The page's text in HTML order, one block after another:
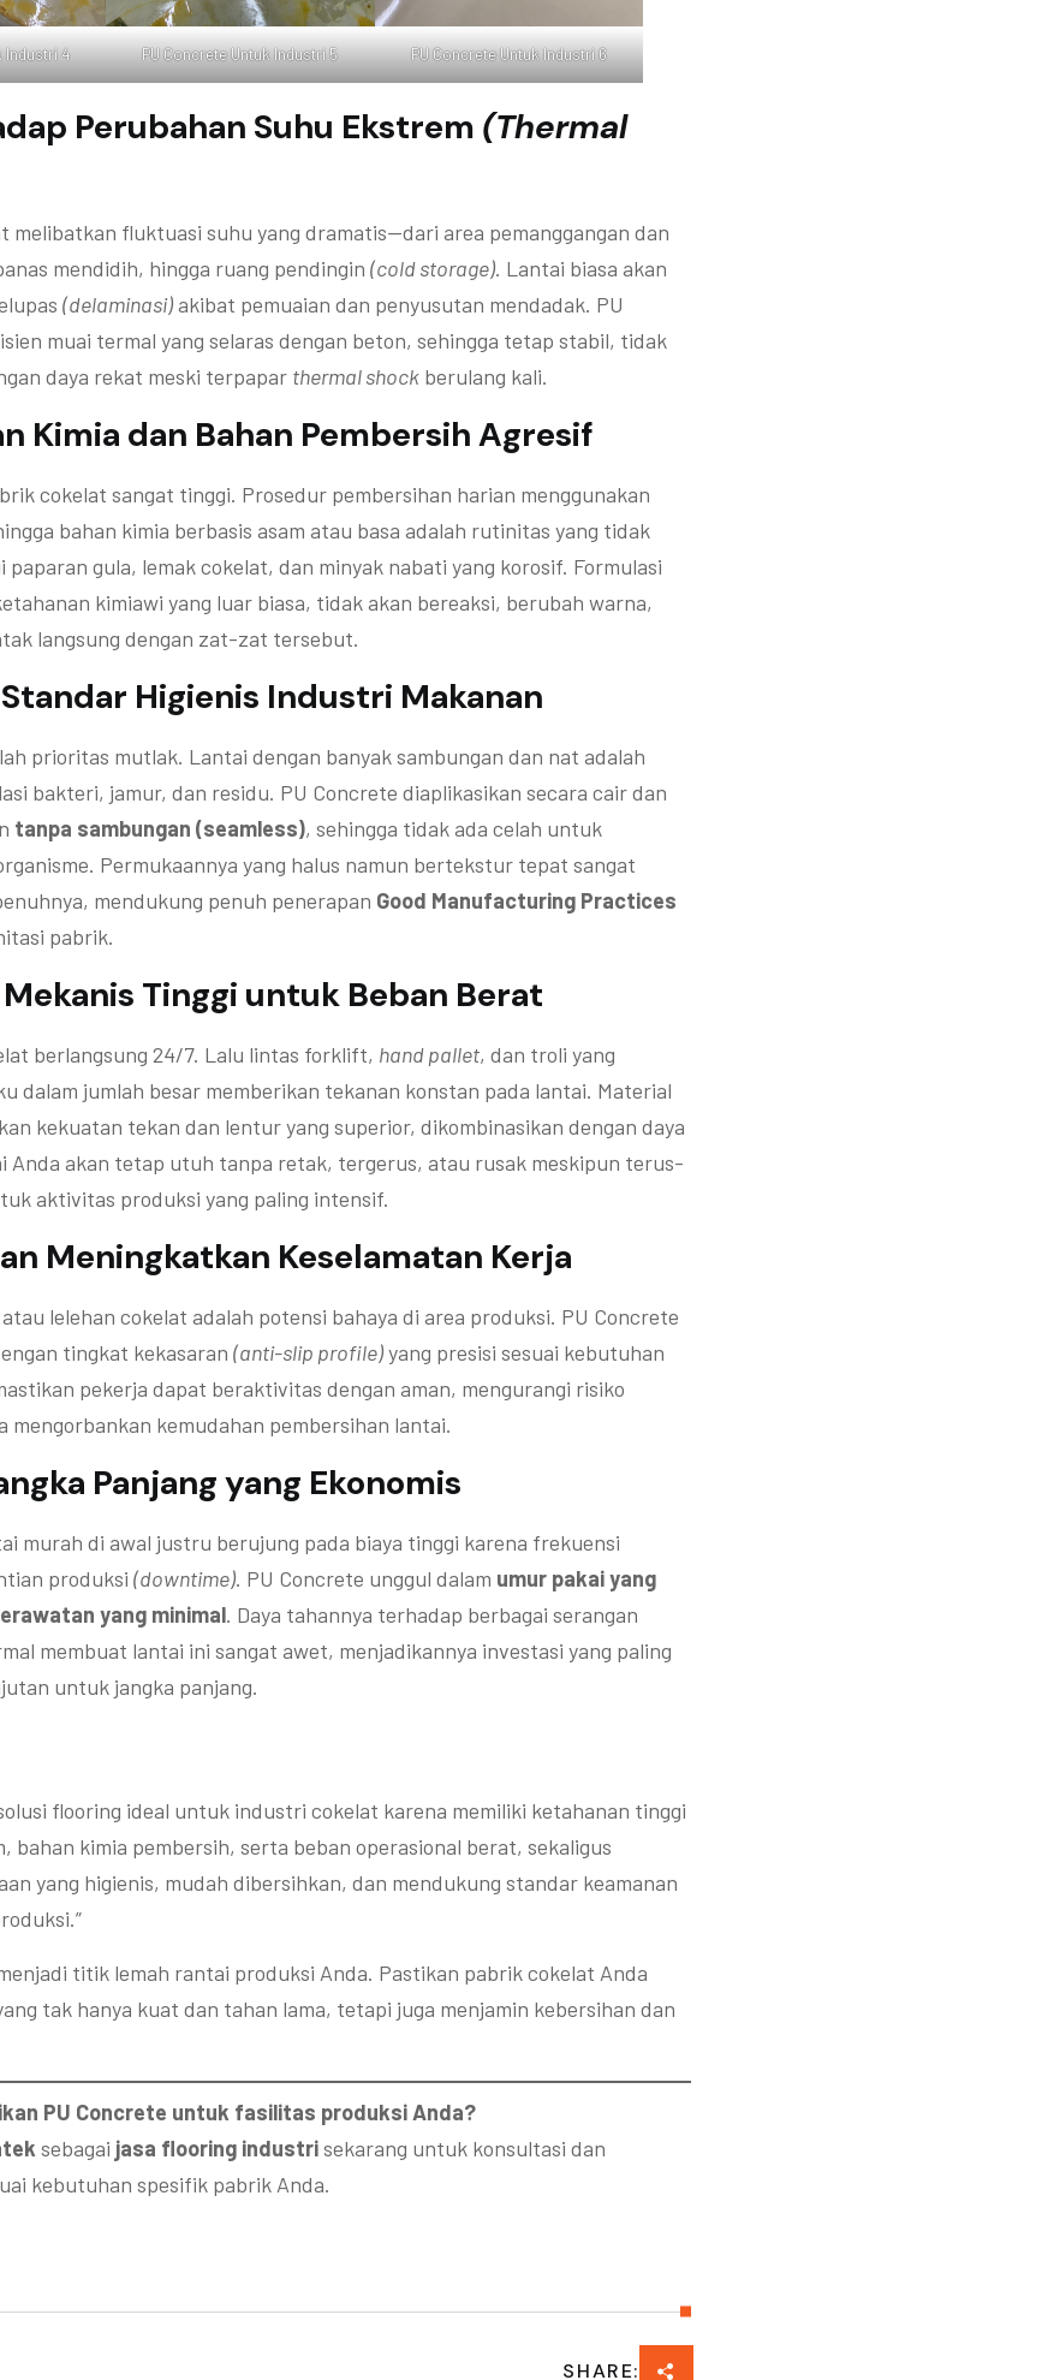
Industri 4 PU Concrete Untuk Industri 5 PU Concrete Untuk Industri 6
Perubahan Suhu Ekstrem (Thermal
melibatkan fluktuasi suhu yang dramatis—dari area pemanggangan dan
mendidih, hingga ruang pendingin (cold storage). Lantai biasa akan
(delaminasi)akibat pemuaian dan penyusutan mendadak. PU
muai termal yang selaras dengan beton, sehingga tetap stabil, tidak
daya rekat meski terpapar thermal shock berulang kali.
Kimia dan Bahan Pembersih Agresif
cokelat sangat tinggi. Prosedur pembersihan harian menggunakan
bahan kimia berbasis asam atau basa adalah rutinitas yang tidak
paparan gula, lemak cokelat, dan minyak nabati yang korosif. Formulasi
kimiawi yang luar biasa, tidak akan bereaksi, berubah warna,
langsung dengan zat-zat tersebut.
Higienis Industri Makanan
prioritas mutlak. Lantai dengan banyak sambungan dan nat adalah
bakteri, jamur, dan residu. PU Concrete diaplikasikan secara cair dan
tanpa sambungan (seamless), sehingga tidak ada celah untuk
Permukaannya yang halus namun bertekstur tepat sangat
mendukung penuh penerapan Good Manufacturing Practices
pabrik.
Tinggi untuk Beban Berat
berlangsung 24/7. Lalu lintas forklift, hand pallet, dan troli yang
dalam jumlah besar memberikan tekanan konstan pada lantai. Material
kekuatan tekan dan lentur yang superior, dikombinasikan dengan daya
Anda akan tetap utuh tanpa retak, tergerus, atau rusak meskipun terus-
aktivitas produksi yang paling intensif.
Meningkatkan Keselamatan Kerja
lelehan cokelat adalah potensi bahaya di area produksi. PU Concrete
tingkat kekasaran (anti-slip profile)yang presisi sesuai kebutuhan
pekerja dapat beraktivitas dengan aman, mengurangi risiko
mengorbankan kemudahan pembersihan lantai.
Panjang yang Ekonomis
murah di awal justru berujung pada biaya tinggi karena frekuensi
produksi (downtime). PU Concrete unggul dalam umur pakai yang
yang minimal. Daya tahannya terhadap berbagai serangan
membuat lantai ini sangat awet, menjadikannya investasi yang paling
untuk jangka panjang.
flooring ideal untuk industri cokelat karena memiliki ketahanan tinggi
bahan kimia pembersih, serta beban operasional berat, sekaligus
yang higienis, mudah dibersihkan, dan mendukung standar keamanan
titik lemah rantai produksi Anda. Pastikan pabrik cokelat Anda
tak hanya kuat dan tahan lama, tetapi juga menjamin kebersihan dan
PU Concrete untuk fasilitas produksi Anda?
sebagai jasa flooring industrisekarang untuk konsultasi dan
kebutuhan spesifik pabrik Anda.
SHARE: